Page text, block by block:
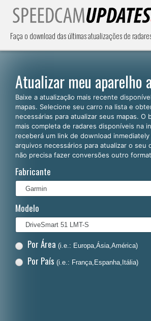
Faça o download das últimas atualizações de
Atualizar meu aparelho
Baixe a atualização mais recente
mapas. Selecione seu carro na lista e
necessárias para atualizar seus mapas. O
mais completa de radares disponíveis na
receberá um link de download
arquivos necessários para atualizar o seu
não precisa fazer conversões outro
Fabricante
Modelo
Por Área (i.e.: Europa,Ásia,América)
Por País (i.e.: França,Espanha,Itália)